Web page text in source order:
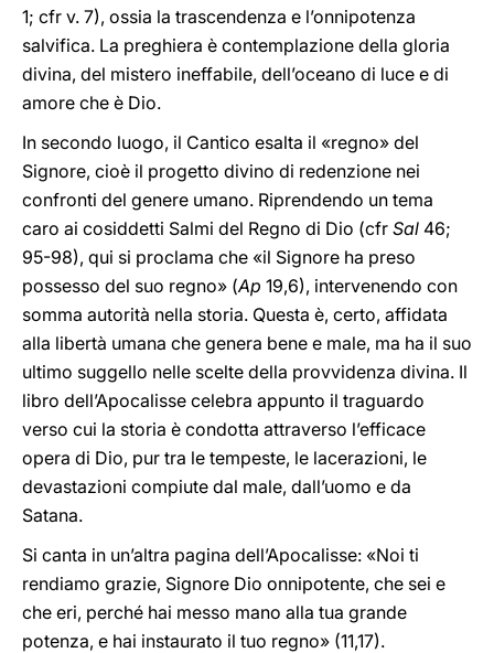
1; cfr v. 7), ossia la trascendenza e l’onnipotenza
salvifica. La preghiera è contemplazione della gloria
divina, del mistero ineffabile, dell’oceano di luce e di
amore che è Dio.
In secondo luogo, il Cantico esalta il «regno» del
Signore, cioè il progetto divino di redenzione nei
confronti del genere umano. Riprendendo un tema
caro ai cosiddetti Salmi del Regno di Dio (cfr Sal 46;
95-98), qui si proclama che «il Signore ha preso
possesso del suo regno» (Ap 19,6), intervenendo con
somma autorità nella storia. Questa è, certo, affidata
alla libertà umana che genera bene e male, ma ha il suo
ultimo suggello nelle scelte della provvidenza divina. Il
libro dell’Apocalisse celebra appunto il traguardo
verso cui la storia è condotta attraverso l’efficace
opera di Dio, pur tra le tempeste, le lacerazioni, le
devastazioni compiute dal male, dall’uomo e da
Satana.
Si canta in un’altra pagina dell’Apocalisse: «Noi ti
rendiamo grazie, Signore Dio onnipotente, che sei e
che eri, perché hai messo mano alla tua grande
potenza, e hai instaurato il tuo regno» (11,17).